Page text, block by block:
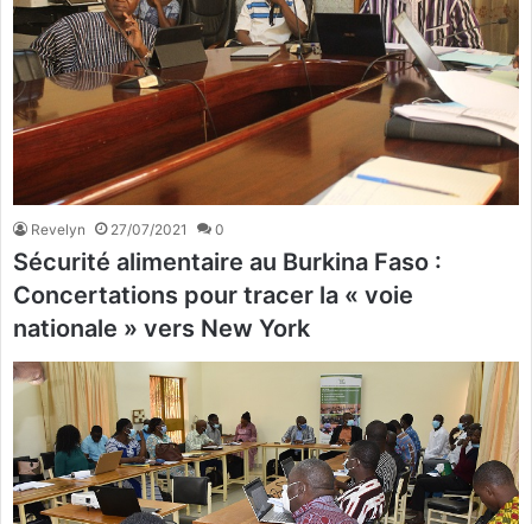
Revelyn 27/07/2021 0
Sécurité alimentaire au Burkina Faso :
Concertations pour tracer la « voie
nationale » vers New York